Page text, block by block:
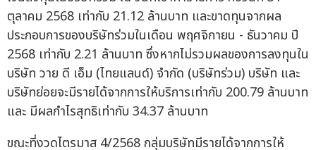
ตุลาคม 2568 เท่ากับ 21.12 ล้านบาท และขาดทุนจากผล
ประกอบการของบริษัทร่วมในเดือน พฤศจิกายน - ธันวาคม ปี
2568 เท่ากับ 2.21 ล้านบาท ซึ่งหากไม่รวมผลของการลงทุนใน
บริษัท วาย ดี เอ็ม (ไทยแลนด์) จำกัด (บริษัทร่วม) บริษัท และ
บริษัทย่อยจะมีรายได้จากการให้บริการเท่ากับ 200.79 ล้านบาท
และ มีผลกำไรสุทธิเท่ากับ 34.37 ล้านบาท
ขณะที่งวดไตรมาส 4/2568 กลุ่มบริษัทมีรายได้จากการให้